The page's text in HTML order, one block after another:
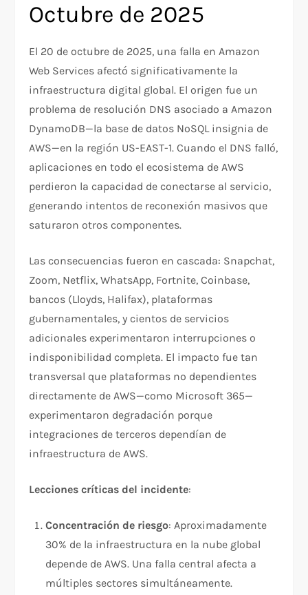
Octubre de 2025
El 20 de octubre de 2025, una falla en Amazon
Web Services afectó significativamente la
infraestructura digital global. El origen fue un
problema de resolución DNS asociado a Amazon
DynamoDB—la base de datos NoSQL insignia de
AWS—en la región US-EAST-1. Cuando el DNS falló,
aplicaciones en todo el ecosistema de AWS
perdieron la capacidad de conectarse al servicio,
generando intentos de reconexión masivos que
saturaron otros componentes.​
Las consecuencias fueron en cascada: Snapchat,
Zoom, Netflix, WhatsApp, Fortnite, Coinbase,
bancos (Lloyds, Halifax), plataformas
gubernamentales, y cientos de servicios
adicionales experimentaron interrupciones o
indisponibilidad completa. El impacto fue tan
transversal que plataformas no dependientes
directamente de AWS—como Microsoft 365—
experimentaron degradación porque
integraciones de terceros dependían de
infraestructura de AWS.​
Lecciones críticas del incidente:
Concentración de riesgo: Aproximadamente
30% de la infraestructura en la nube global
depende de AWS. Una falla central afecta a
múltiples sectores simultáneamente.​